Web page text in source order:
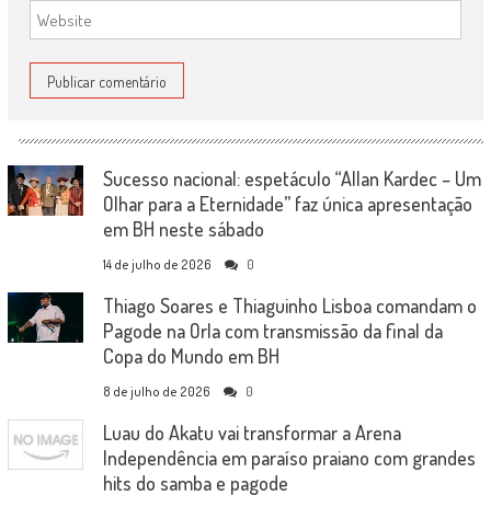
Sucesso nacional: espetáculo “Allan Kardec – Um
Olhar para a Eternidade” faz única apresentação
em BH neste sábado
14 de julho de 2026 0
Thiago Soares e Thiaguinho Lisboa comandam o
Pagode na Orla com transmissão da final da
Copa do Mundo em BH
8 de julho de 2026 0
Luau do Akatu vai transformar a Arena
Independência em paraíso praiano com grandes
hits do samba e pagode